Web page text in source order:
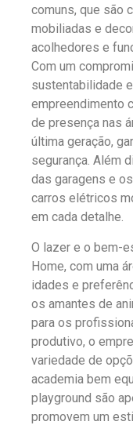
comuns, que são
mobiliadas e
acolhedores e
Com um
sustentabilidade
empreendimento
de presença nas
última geração,
segurança. Além
das garagens e
carros elétricos
em cada detalhe.
O lazer e o bem-
Home, com uma
idades e
os amantes de
para os
produtivo, o
variedade de
academia bem
playground são
promovem um